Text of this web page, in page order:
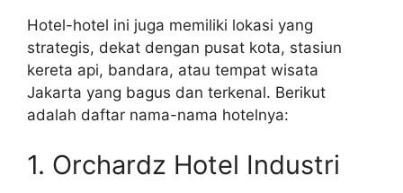
Hotel-hotel ini juga memiliki lokasi yang
strategis, dekat dengan pusat kota, stasiun
kereta api, bandara, atau tempat wisata
Jakarta yang bagus dan terkenal. Berikut
adalah daftar nama-nama hotelnya:
1. Orchardz Hotel Industri